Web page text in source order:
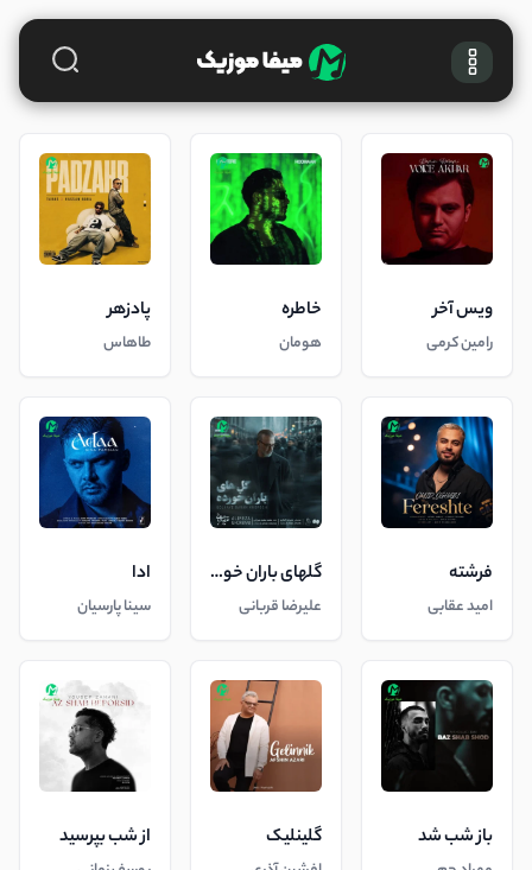
ویس آخر
رامین کرمی
خاطره
هومان
پادزهر
طاهاس
فرشته
امید عقابی
گلهای باران خورده
علیرضا قربانی
ادا
سینا پارسیان
باز شب شد گلینلیک از شب بپرسید